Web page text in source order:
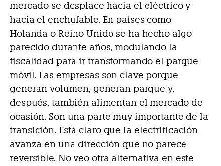
mercado se desplace hacia el eléctrico y
hacia el enchufable. En países como
Holanda o Reino Unido se ha hecho algo
parecido durante años, modulando la
fiscalidad para ir transformando el parque
móvil. Las empresas son clave porque
generan volumen, generan parque y,
después, también alimentan el mercado de
ocasión. Son una parte muy importante de la
transición. Está claro que la electrificación
avanza en una dirección que no parece
reversible. No veo otra alternativa en este